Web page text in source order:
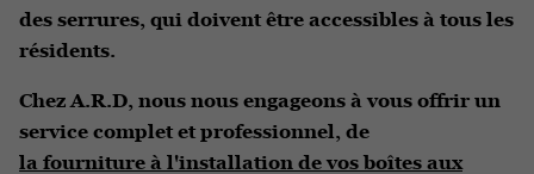
des serrures, qui doivent être accessibles à tous les
résidents.
Chez A.R.D, nous nous engageons à vous offrir un
service complet et professionnel, de
la fourniture à l'installation de vos boîtes aux